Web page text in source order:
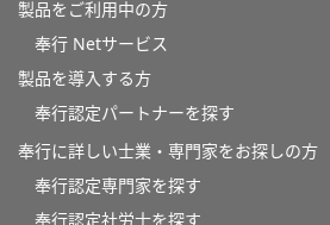
製品をご利用中の方
奉行 Netサービス
製品を導入する方
奉行認定パートナーを探す
奉行に詳しい士業・専門家をお探しの方
奉行認定専門家を探す
奉行認定社労士を探す